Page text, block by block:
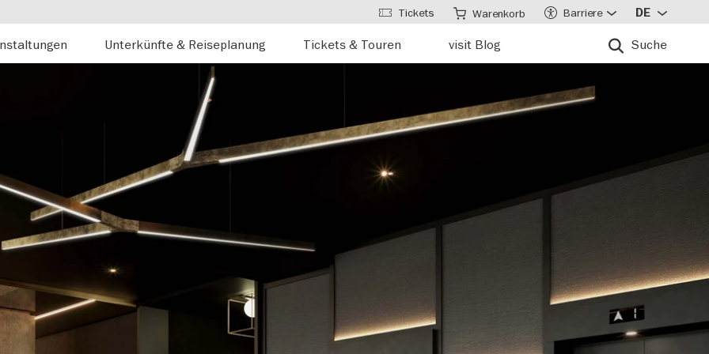
Unterkünfte & Reiseplanung Tickets & Touren visit Blog Suche
Tickets Warenkorb Barriere DE